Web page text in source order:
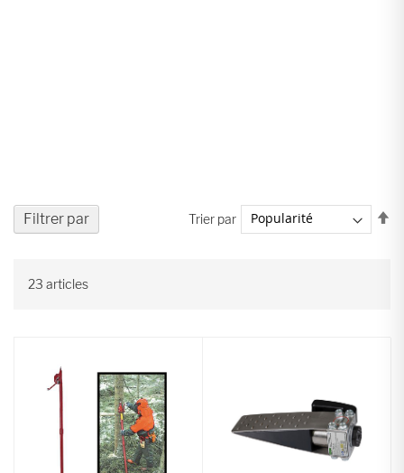
23 articles
Trier par
Filtrer par